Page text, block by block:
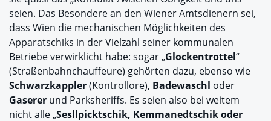
seien. Das Besondere an den Wiener Amtsdienern sei,
dass Wien die mechanischen Möglichkeiten des
Apparatschiks in der Vielzahl seiner kommunalen
Betriebe verwirklicht habe: sogar „Glockentrottel“
(Straßenbahnchauffeure) gehörten dazu, ebenso wie
Schwarzkappler(Kontrollore), Badewaschl oder
Gaserer und Parksheriffs. Es seien also bei weitem
nicht alle „Sesllpicktschik, Kemmanedtschik oder